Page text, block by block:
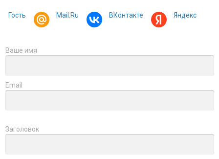
Гость Mail.Ru ВКонтакте Яндекс
Ваше имя
Email
Заголовок